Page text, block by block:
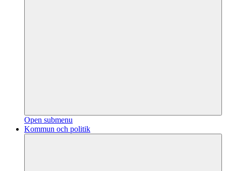
Open submenu
Kommun och politik